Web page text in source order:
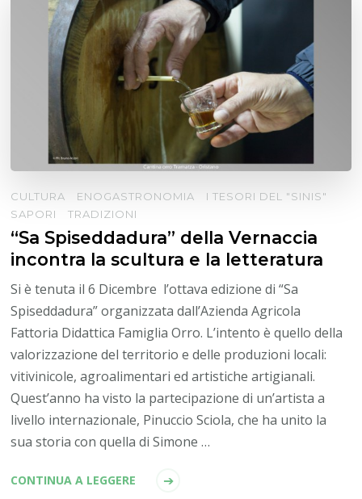
CULTURA ENOGASTRONOMIA
I TESORI DEL "SINIS"
SAPORI
TRADIZIONI
“Sa Spiseddadura” della Vernaccia
incontra la scultura e la letteratura
Si è tenuta il 6 Dicembre l’ottava edizione di “Sa
Spiseddadura” organizzata dall’Azienda Agricola
Fattoria Didattica Famiglia Orro. L’intento è quello della
valorizzazione del territorio e delle produzioni locali:
vitivinicole, agroalimentari ed artistiche artigianali.
Quest’anno ha visto la partecipazione di un’artista a
livello internazionale, Pinuccio Sciola, che ha unito la
sua storia con quella di Simone …
CONTINUA A LEGGERE